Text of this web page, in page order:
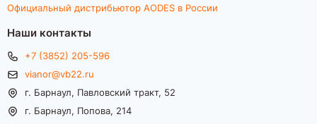
Официальный дистрибьютор AODES в России
Наши контакты
+7 (3852) 205-596
vianor@vb22.ru
г. Барнаул, Павловский тракт, 52
г. Барнаул, Попова, 214